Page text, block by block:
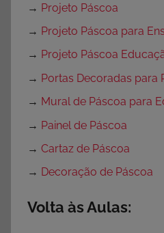
→ Projeto Páscoa
→ Projeto Páscoa para
→ Projeto Páscoa
→ Portas Decoradas para
→ Mural de Páscoa para
→ Painel de Páscoa
→ Cartaz de Páscoa
→ Decoração de Páscoa
Volta às Aulas: